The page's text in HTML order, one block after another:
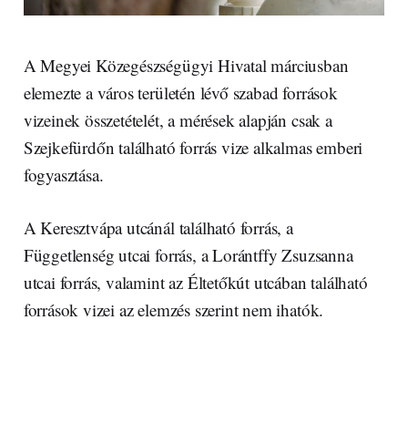
A Megyei Közegészségügyi Hivatal márciusban
elemezte a város területén lévő szabad források
vizeinek összetételét, a mérések alapján csak a
Szejkefürdőn található forrás vize alkalmas emberi
fogyasztása.
A Keresztvápa utcánál található forrás, a
Függetlenség utcai forrás, a Lorántffy Zsuzsanna
utcai forrás, valamint az Éltetőkút utcában található
források vizei az elemzés szerint nem ihatók.